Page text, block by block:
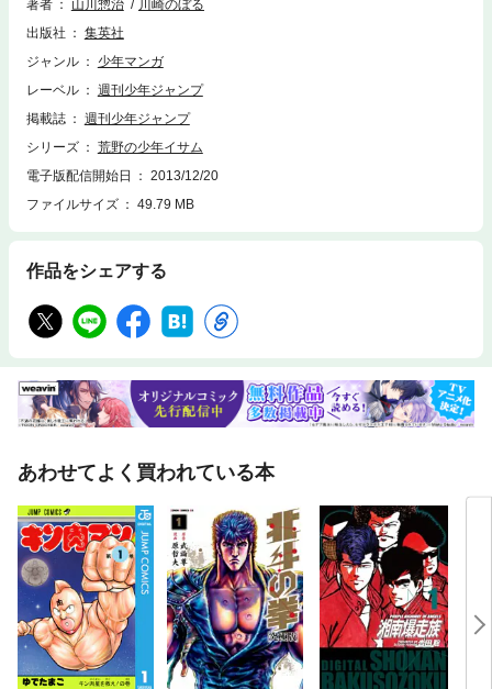
著者 山川惣治
川崎のぼる
出版社
集英社
ジャンル
少年マンガ
レーベル
週刊少年ジャンプ
掲載誌
週刊少年ジャンプ
シリーズ
荒野の少年イサム
電子版配信開始日
2013/12/20
ファイルサイズ
49.79 MB
作品をシェアする
あわせてよく買われている本